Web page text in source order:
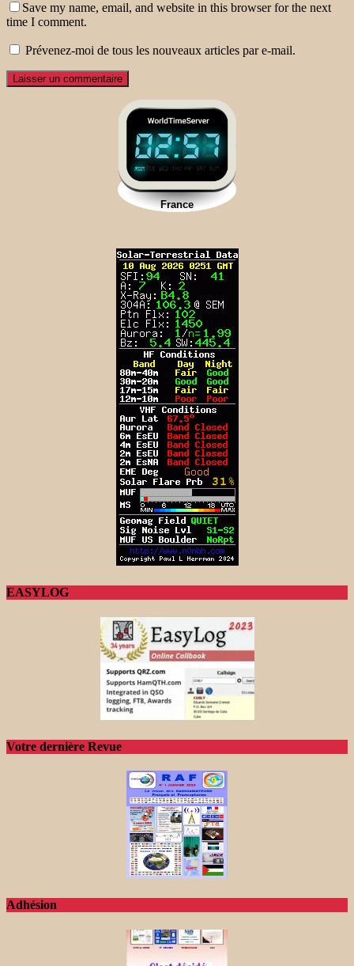
Save my name, email, and website in this browser for the next
time I comment.
Prévenez-moi de tous les nouveaux articles par e-mail.
EASYLOG
Votre dernière Revue
Adhésion